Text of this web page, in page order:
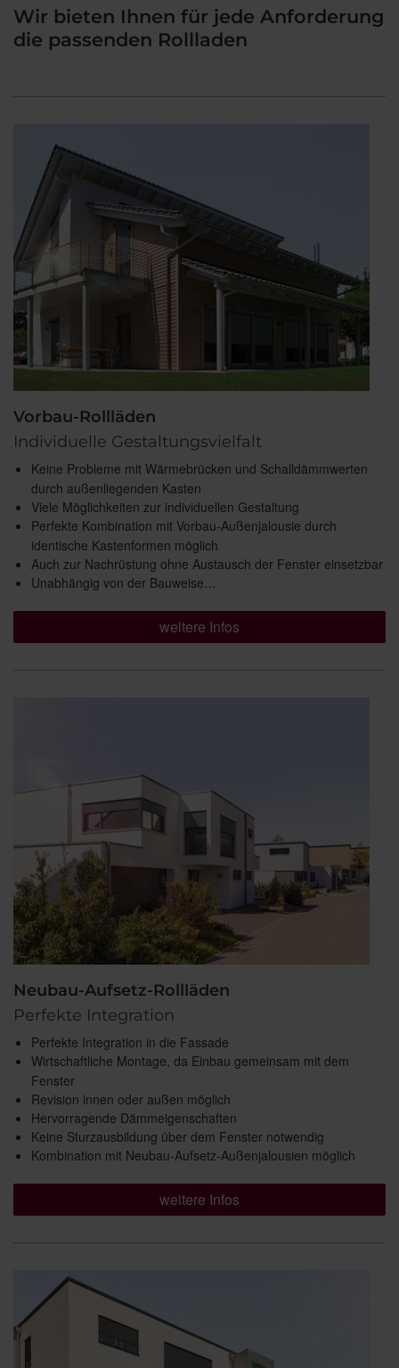
Wir bieten Ihnen für jede Anforderung
die passenden Rollladen
Vorbau-Rollläden
Individuelle Gestaltungsvielfalt
Keine Probleme mit Wärmebrücken und Schalldämmwerten
durch außenliegenden Kasten
Viele Möglichkeiten zur individuellen Gestaltung
Perfekte Kombination mit Vorbau-Außenjalousie durch
identische Kastenformen möglich
Auch zur Nachrüstung ohne Austausch der Fenster einsetzbar
Unabhängig von der Bauweise…
weitere Infos
Neubau-Aufsetz-Rollläden
Perfekte Integration
Perfekte Integration in die Fassade
Wirtschaftliche Montage, da Einbau gemeinsam mit dem
Fenster
Revision innen oder außen möglich
Hervorragende Dämmeigenschaften
Keine Sturzausbildung über dem Fenster notwendig
Kombination mit Neubau-Aufsetz-Außenjalousien möglich
weitere Infos